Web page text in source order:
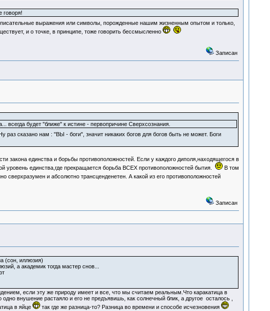
говоря!
выражения или символы, порожденные нашим жизненным опытом и только,
и о точке, в принципе, тоже говорить бессмысленно
Записан
будет "ближе" к истине - первопричине Сверхсознания.
сказано нам : "ВЫ - боги", значит никаких богов для богов быть не может. Боги
закона единства и борьбы противоположностей. Если у каждого диполя,находящегося в
единства,где прекращается борьба ВСЕХ противоположностей бытия.
В том
сверхразумен и абсолютно трансценденетен. А какой из его противоположностей
Записан
(сон, иллюзия)
а академик тогда мастер снов...
если эту же природу имеет и все, что мы считаем реальным.Что каракатица в
внушение растаяло и его не предъявишь, как солнечный блик, а другое осталось ,
в яйце
так где же разница-то? Разница во времени и способе исчезновения